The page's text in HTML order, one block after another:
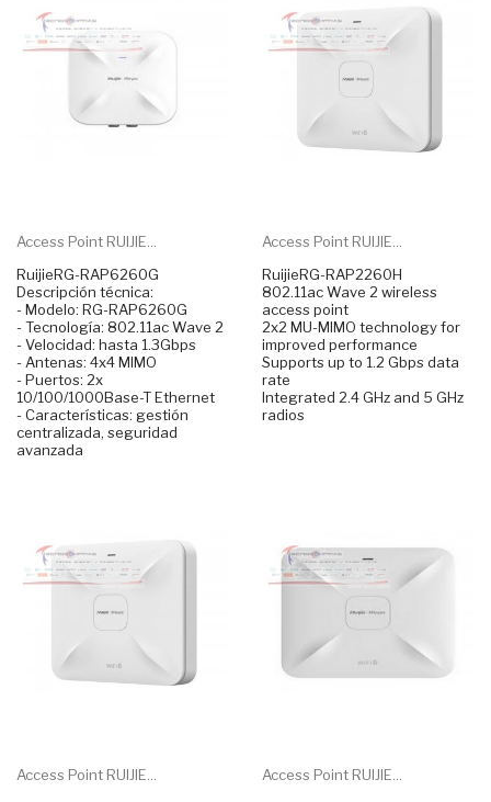
Access Point RUIJIE...
RuijieRG-RAP6260G
Descripción técnica:
- Modelo: RG-RAP6260G
- Tecnología: 802.11ac Wave 2
- Velocidad: hasta 1.3Gbps
- Antenas: 4x4 MIMO
- Puertos: 2x
10/100/1000Base-T Ethernet
- Características: gestión
centralizada, seguridad
avanzada
Access Point RUIJIE...
RuijieRG-RAP2260H
802.11ac Wave 2 wireless
access point
2x2 MU-MIMO technology for
improved performance
Supports up to 1.2 Gbps data
rate
Integrated 2.4 GHz and 5 GHz
radios
Access Point RUIJIE...
Access Point RUIJIE...